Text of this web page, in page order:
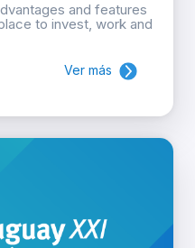
and features
to invest, work and
Ver más